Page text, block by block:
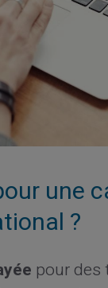
une
?
pour des